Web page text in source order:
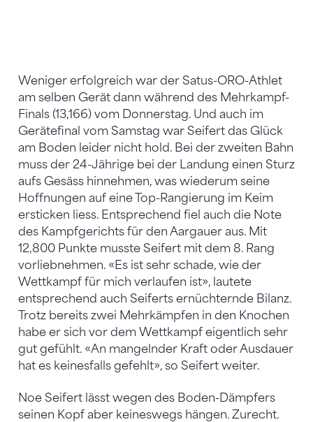
Weniger erfolgreich war der Satus-ORO-Athlet
am selben Gerät dann während des Mehrkampf-
Finals (13,166) vom Donnerstag. Und auch im
Gerätefinal vom Samstag war Seifert das Glück
am Boden leider nicht hold. Bei der zweiten Bahn
muss der 24-Jährige bei der Landung einen Sturz
aufs Gesäss hinnehmen, was wiederum seine
Hoffnungen auf eine Top-Rangierung im Keim
ersticken liess. Entsprechend fiel auch die Note
des Kampfgerichts für den Aargauer aus. Mit
12,800 Punkte musste Seifert mit dem 8. Rang
vorliebnehmen. «Es ist sehr schade, wie der
Wettkampf für mich verlaufen ist», lautete
entsprechend auch Seiferts ernüchternde Bilanz.
Trotz bereits zwei Mehrkämpfen in den Knochen
habe er sich vor dem Wettkampf eigentlich sehr
gut gefühlt. «An mangelnder Kraft oder Ausdauer
hat es keinesfalls gefehlt», so Seifert weiter.
Noe Seifert lässt wegen des Boden-Dämpfers
seinen Kopf aber keineswegs hängen. Zurecht.